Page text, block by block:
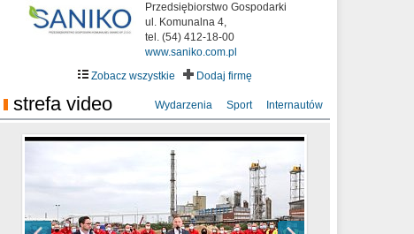
Przedsiębiorstwo Gospodarki
ul. Komunalna 4,
tel. (54) 412-18-00
www.saniko.com.pl
Zobacz wszystkie
Dodaj firmę
strefa video Wydarzenia Sport Internautów
Ni To Ponk - W oczach mamy strach
sixf33t .Last Year DRONE FOOTAGE
Włocławek
XXIII Sesja Rady Miasta Włocławek VIII
kadencji w dniu 09.06.2020 r.